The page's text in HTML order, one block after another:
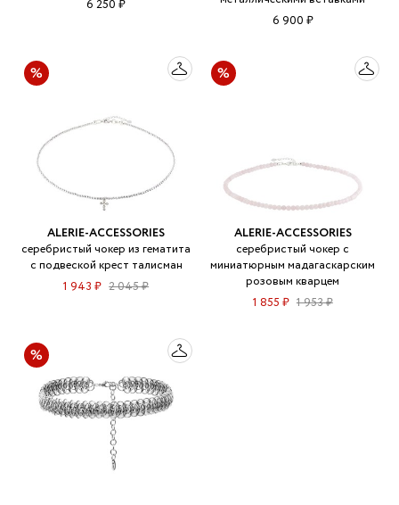
6 250 ₽
6 900 ₽
ALERIE-ACCESSORIES
серебристый чокер из гематита
с подвеской крест талисман
1 943 ₽ 2 045 ₽
ALERIE-ACCESSORIES
серебристый чокер с
миниатюрным мадагаскарским
розовым кварцем
1 855 ₽ 1 953 ₽